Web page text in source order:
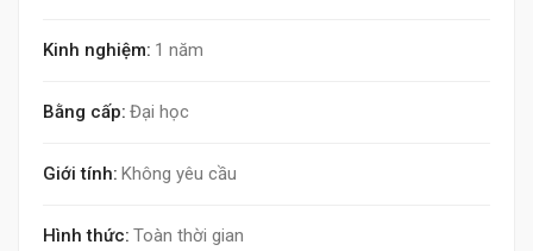
Kinh nghiệm: 1 năm
Bằng cấp: Đại học
Giới tính: Không yêu cầu
Hình thức: Toàn thời gian